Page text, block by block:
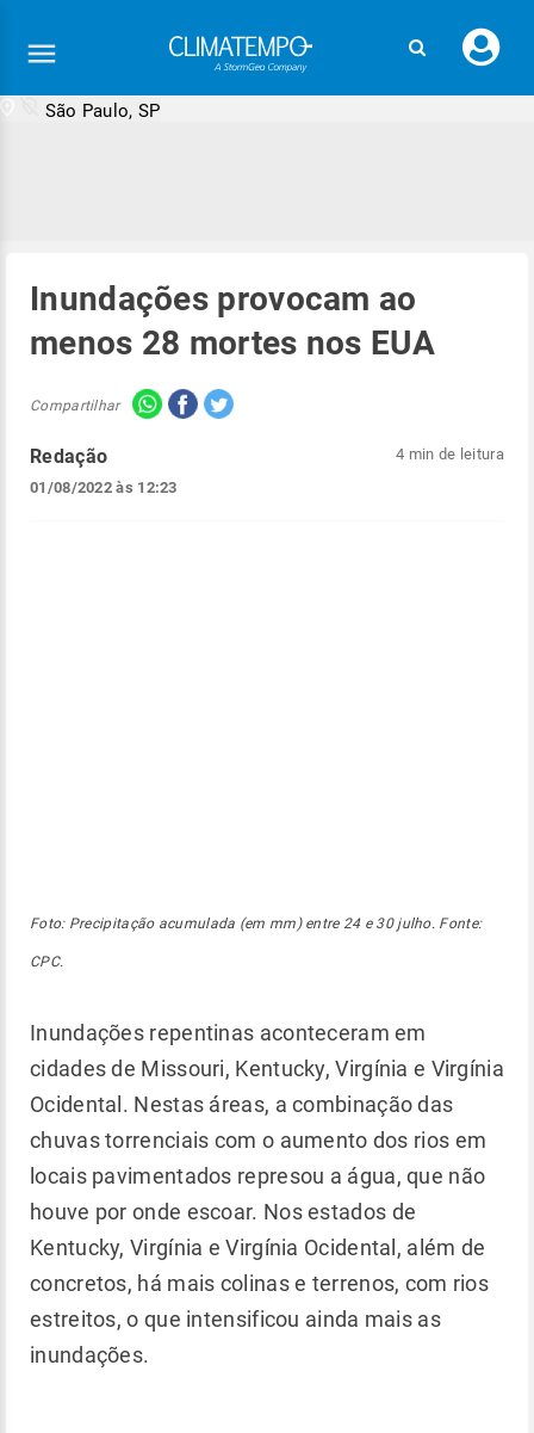
seu
São Paulo, SP
Inundações provocam ao
menos 28 mortes nos EUA
Compartilhar
Redação
01/08/2022 às 12:23
4 min de leitura
Foto: Precipitação acumulada (em mm) entre 24 e 30 julho. Fonte:
CPC.
Inundações repentinas aconteceram em
cidades de Missouri, Kentucky, Virgínia e Virgínia
Ocidental. Nestas áreas, a combinação das
chuvas torrenciais com o aumento dos rios em
locais pavimentados represou a água, que não
houve por onde escoar. Nos estados de
Kentucky, Virgínia e Virgínia Ocidental, além de
concretos, há mais colinas e terrenos, com rios
estreitos, o que intensificou ainda mais as
inundações.